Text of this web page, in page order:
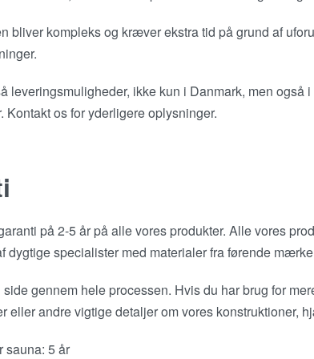
bliver kompleks og kræver ekstra tid på grund af
leveringsmuligheder, ikke kun i Danmark, men
Kontakt os for yderligere oplysninger.
på 2-5 år på alle vores produkter. Alle vores
dygtige specialister med materialer fra førende
gennem hele processen. Hvis du har brug for
eller andre vigtige detaljer om vores konstruktioner,
sauna: 5 år